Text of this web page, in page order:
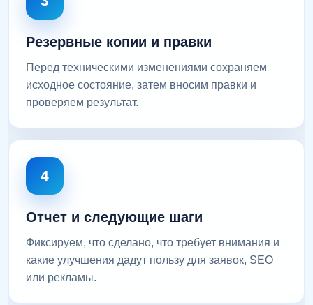
Резервные копии и правки
Перед техническими изменениями сохраняем
исходное состояние, затем вносим правки и
проверяем результат.
4
Отчет и следующие шаги
Фиксируем, что сделано, что требует внимания и
какие улучшения дадут пользу для заявок, SEO
или рекламы.